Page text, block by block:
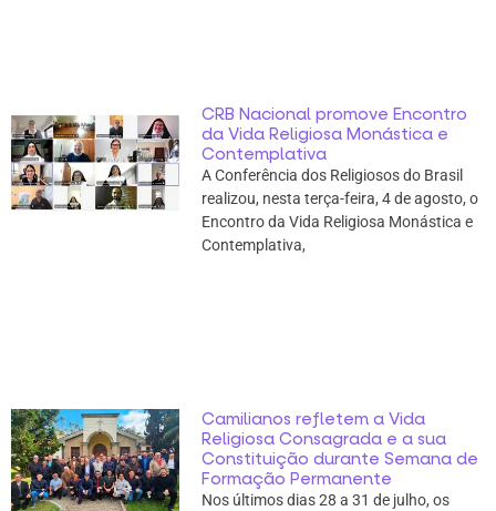
CRB Nacional promove Encontro
da Vida Religiosa Monástica e
Contemplativa
A Conferência dos Religiosos do Brasil
realizou, nesta terça-feira, 4 de agosto, o
Encontro da Vida Religiosa Monástica e
Contemplativa,
Camilianos refletem a Vida
Religiosa Consagrada e a sua
Constituição durante Semana de
Formação Permanente
Nos últimos dias 28 a 31 de julho, os